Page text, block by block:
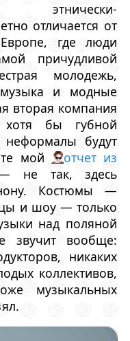
этнически-
отличается от
где люди
причудливой
молодежь,
музыка и модные
вторая компания
бы губной
будут
мой
отчет из
не так, здесь
Костюмы —
и шоу — только
над поляной
звучит вообще:
никаких
коллективов,
музыкальных